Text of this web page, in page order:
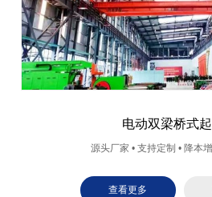
电动双梁桥式
源头厂家 • 支持定制 • 降本
查看更多